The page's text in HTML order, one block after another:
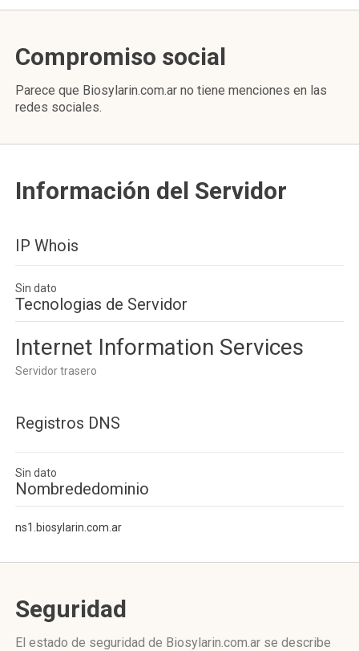
Compromiso social
Parece que Biosylarin.com.ar no tiene menciones en las
redes sociales.
Información del Servidor
IP Whois
Sin dato
Tecnologias de Servidor
Internet Information Services
Servidor trasero
Registros DNS
Sin dato
Nombrededominio
ns1.biosylarin.com.ar
Seguridad
El estado de seguridad de Biosylarin.com.ar se describe